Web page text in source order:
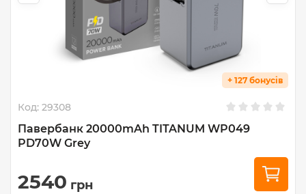
+ 127 бонусів
Код: 29308
Павербанк 20000mAh TITANUM WP049
PD70W Grey
2540 грн